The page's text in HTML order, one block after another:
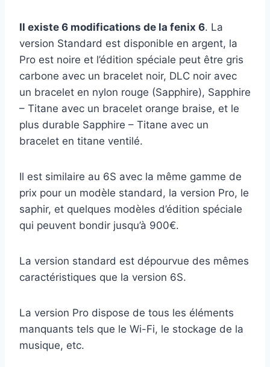
Il existe 6 modifications de la fenix 6. La
version Standard est disponible en argent, la
Pro est noire et l’édition spéciale peut être gris
carbone avec un bracelet noir, DLC noir avec
un bracelet en nylon rouge (Sapphire), Sapphire
– Titane avec un bracelet orange braise, et le
plus durable Sapphire – Titane avec un
bracelet en titane ventilé.
Il est similaire au 6S avec la même gamme de
prix pour un modèle standard, la version Pro, le
saphir, et quelques modèles d’édition spéciale
qui peuvent bondir jusqu’à 900€.
La version standard est dépourvue des mêmes
caractéristiques que la version 6S.
La version Pro dispose de tous les éléments
manquants tels que le Wi-Fi, le stockage de la
musique, etc.